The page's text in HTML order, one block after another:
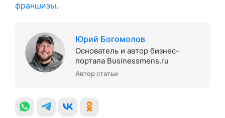
франшизы.
Юрий Богомолов
Основатель и автор бизнес-
портала Businessmens.ru
Автор статьи